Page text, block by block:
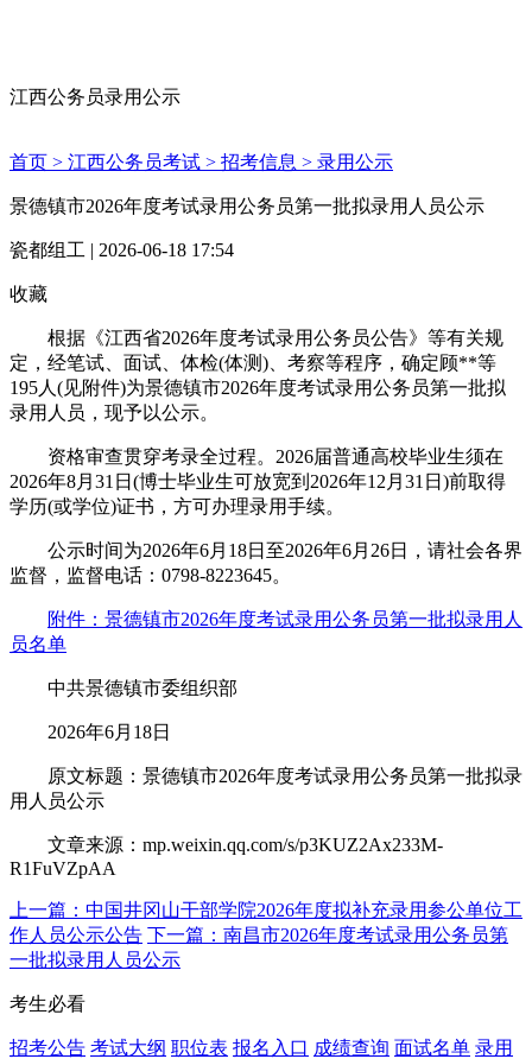
江西公务员录用公示
首页 > 江西公务员考试 > 招考信息 > 录用公示
景德镇市2026年度考试录用公务员第一批拟录用人员公示
瓷都组工 | 2026-06-18 17:54
收藏
根据《江西省2026年度考试录用公务员公告》等有关规
定，经笔试、面试、体检(体测)、考察等程序，确定顾**等
195人(见附件)为景德镇市2026年度考试录用公务员第一批拟
录用人员，现予以公示。
资格审查贯穿考录全过程。2026届普通高校毕业生须在
2026年8月31日(博士毕业生可放宽到2026年12月31日)前取得
学历(或学位)证书，方可办理录用手续。
公示时间为2026年6月18日至2026年6月26日，请社会各界
监督，监督电话：0798-8223645。
附件：景德镇市2026年度考试录用公务员第一批拟录用人
员名单
中共景德镇市委组织部
2026年6月18日
原文标题：景德镇市2026年度考试录用公务员第一批拟录
用人员公示
文章来源：mp.weixin.qq.com/s/p3KUZ2Ax233M-
R1FuVZpAA
上一篇：中国井冈山干部学院2026年度拟补充录用参公单位工
作人员公示公告 下一篇：南昌市2026年度考试录用公务员第
一批拟录用人员公示
考生必看
招考公告 考试大纲 职位表 报名入口 成绩查询 面试名单 录用